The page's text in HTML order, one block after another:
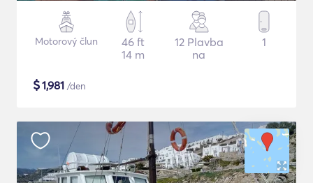
Motorový člun
46 ft
14 m
12 Plavba
na
1
$1,981 /den